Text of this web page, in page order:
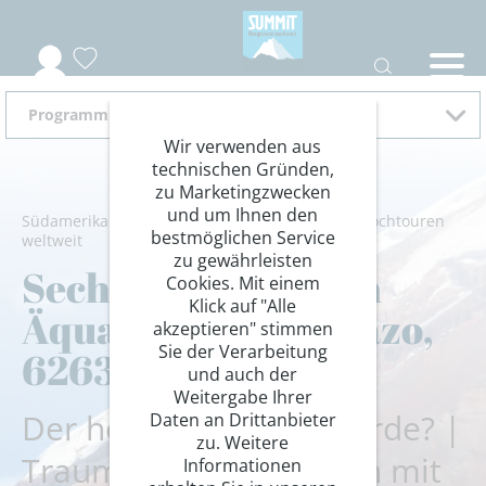
Programm 2027
Südamerika Ecuador/Anden/Bergsteigen
Hochtouren
weltweit
Sechstausender am
Äquator: Chimborazo,
6263 m
Der höchste Berg der Erde? |
Traumziel in den Anden mit
Wir verwenden aus
technischen Gründen,
zu Marketingzwecken
und um Ihnen den
bestmöglichen Service
zu gewährleisten
Cookies. Mit einem
Klick auf "Alle
akzeptieren" stimmen
Sie der Verarbeitung
und auch der
Weitergabe Ihrer
Daten an Drittanbieter
zu. Weitere
Informationen